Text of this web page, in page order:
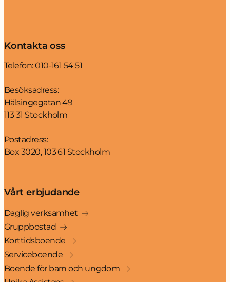
Kontakta oss
Telefon:010-161 54 51
Besöksadress:
Hälsingegatan 49
113 31 Stockholm
Postadress:
Box 3020, 103 61 Stockholm
Vårt erbjudande
Daglig verksamhet
Gruppbostad
Korttidsboende
Serviceboende
Boende för barn och ungdom